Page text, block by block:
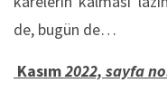
de, bugün de…
Kasım2022, sayfa